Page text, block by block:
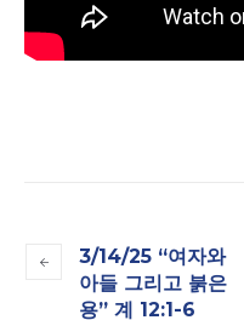
3/14/25 “여자와
아들 그리고 붉은
용” 계 12:1-6